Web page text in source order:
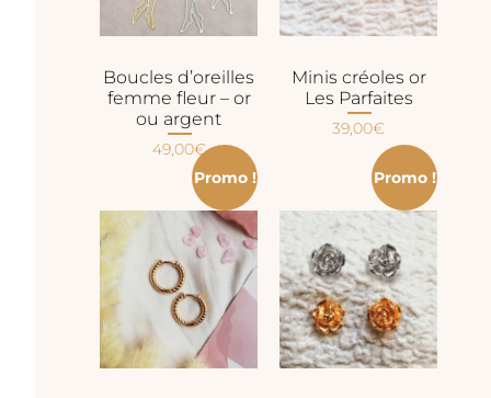
Boucles d’oreilles
femme fleur – or
ou argent
49,00€
Minis créoles or
Les Parfaites
39,00€
Promo ! Promo !